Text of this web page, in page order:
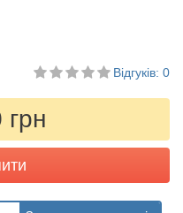
Відгуків: 0
грн